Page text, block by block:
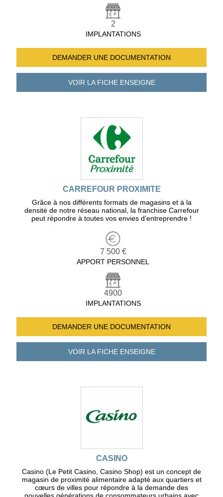
2
IMPLANTATIONS
DEMANDER UNE DOCUMENTATION
VOIR LA FICHEENSEIGNE
CARREFOUR PROXIMITE
Grâce à nos différents formats de magasins et à la
densité de notre réseau national, la franchise Carrefour
peut répondre à toutes vos envies d’entreprendre !
7 500 €
APPORT PERSONNEL
4900
IMPLANTATIONS
DEMANDER UNE DOCUMENTATION
VOIR LA FICHEENSEIGNE
CASINO
Casino (Le Petit Casino, Casino Shop) est un concept de
magasin de proximité alimentaire adapté aux quartiers et
cœurs de villes pour répondre à la demande des